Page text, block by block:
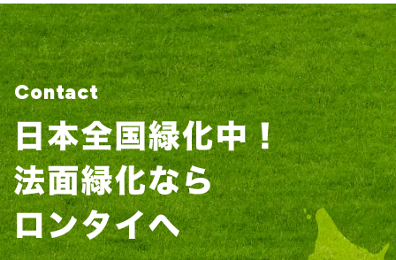
Contact